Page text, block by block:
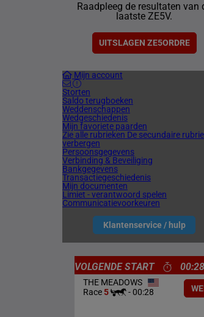
Raadpleeg de resultaten van
laatste ZE5V.
UITSLAGEN ZE5ORDRE
Mijn account
Storten
Saldo terugboeken
Weddenschappen
Wedgeschiedenis
Mijn favoriete paarden
Zie alle rubrieken De secundaire
verbergen
Persoonsgegevens
Verbinding & Beveiliging
Bankgegevens
Transactiegeschiedenis
Mijn documenten
Limiet - verantwoord spelen
Communicatievoorkeuren
Klantenservice / hulp
VOLGENDE START 00:28
THE MEADOWS
Race5 -00:28